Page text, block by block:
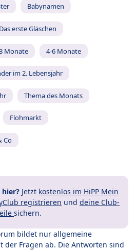
Babynamen
Das erste Gläschen
Monate 4-6 Monate
im 2. Lebensjahr
Thema des Monats
Flohmarkt
Co
hier? Jetzt kostenlos im HiPP Mein
registrieren und deine Club-
sichern.
bildet nur allgemeine
Fragen ab. Die Antworten sind